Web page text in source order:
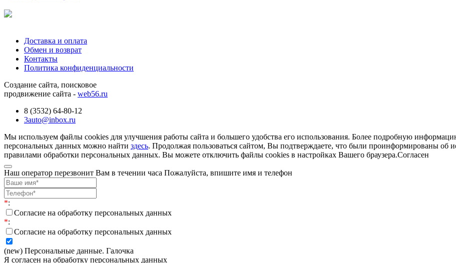
Доставка и оплата
Обмен и возврат
Контакты
Политика конфиденциальности
Создание сайта, поисковое
продвижение сайта - web56.ru
8 (3532) 64-80-12
3auto@inbox.ru
Мы используем файлы cookies для улучшения работы сайта и большего удобства его использования. Более подробную
персональных данных можно найти здесь. Продолжая пользоваться сайтом, Вы подтверждаете, что были проинформированы об
правилами обработки персональных данных. Вы можете отключить файлы cookies в настройках Вашего браузера.Согласен
Наш оператор перезвонит Вам в течении часа Пожалуйста, впишите имя и телефон
*:
Согласие на обработку персональных данных
*:
Согласие на обработку персональных данных
(new) Персональные данные. Галочка
Я согласен на обработку персональных данных